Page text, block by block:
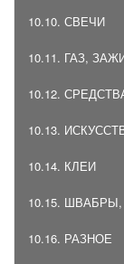
10.10. СВЕЧИ
10.11. ГАЗ,
10.12.
10.13.
10.14. КЛЕИ
10.15.
10.16. РАЗНОЕ